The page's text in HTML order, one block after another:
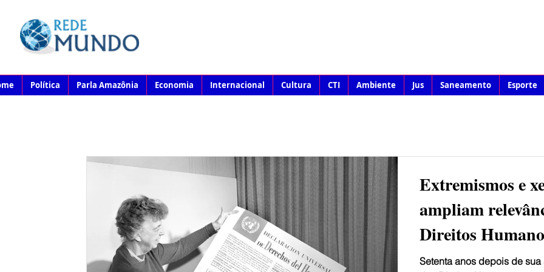
Política Parla Amazônia Economia Internacional Cultura CTI Ambiente Jus Saneamento Esporte
Extremismos e
ampliam
Direitos
Setenta anos depois de